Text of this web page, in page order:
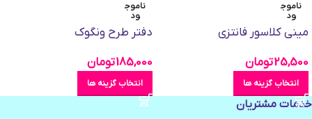
ناموج
ود
مینی کلاسور فانتزی
25,500تومان
انتخاب گزینه ها
ناموج
ود
دفتر طرح ونگوک
185,000تومان
انتخاب گزینه ها
خدمات مشتریان